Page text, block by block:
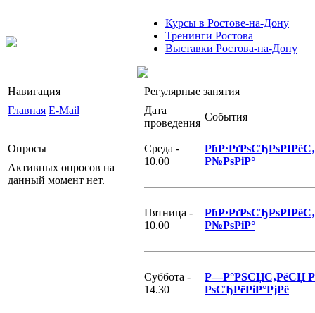
Курсы в Ростове-на-Дону
Тренинги Ростова
Выставки Ростова-на-Дону
Навигация
Главная E-Mail
Опросы
Активных опросов на
данный момент нет.
Регулярные занятия
Дата
проведения
События
Среда -
10.00
Р№РѕРіР°
Пятница -
10.00
Р№РѕРіР°
Суббота -
14.30
Р—Р°РЅСЏС‚РёСЏ
РѕСЂРёРіР°РјРё